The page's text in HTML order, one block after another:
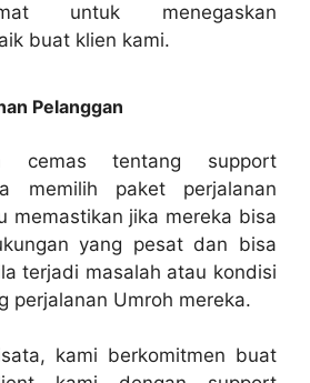
untuk menegaskan
buat klien kami.
Pelanggan
cemas tentang support
memilih paket perjalanan
memastikan jika mereka bisa
yang pesat dan bisa
terjadi masalah atau kondisi
perjalanan Umroh mereka.
kami berkomitmen buat